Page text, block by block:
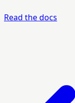
Read the docs